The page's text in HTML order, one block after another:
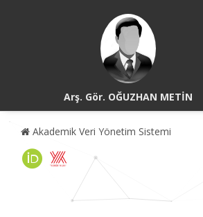
Arş. Gör. OĞUZHAN METİN
Akademik Veri Yönetim Sistemi